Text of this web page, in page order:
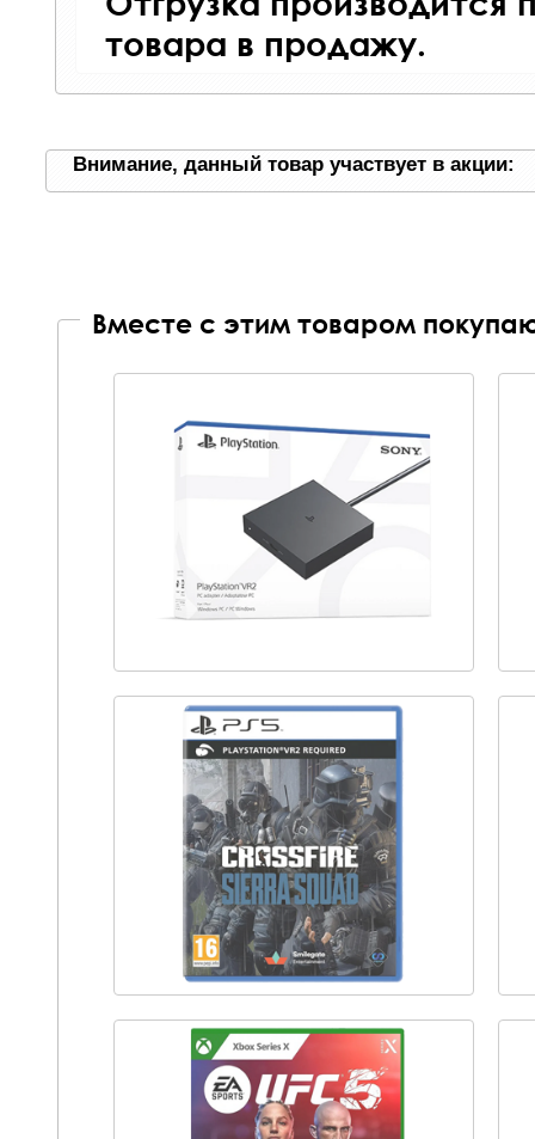
товара в продажу.
Внимание, данный товар участвует в акции:
Вместе с этим товаром